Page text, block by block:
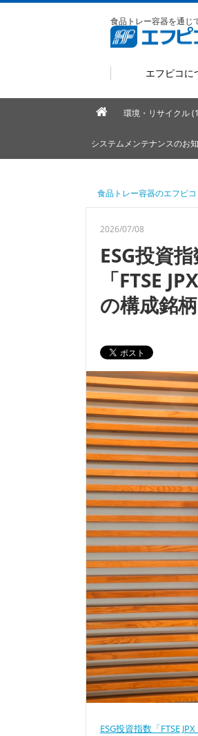
食品トレー容器を通じ
エフピコに
環境・リサイクル
システムメンテナンスのお
食品トレー容器のエフピコ
2026/07/08
ESG投資
「FTSE
の構成銘
ESG投資指数「FTSE